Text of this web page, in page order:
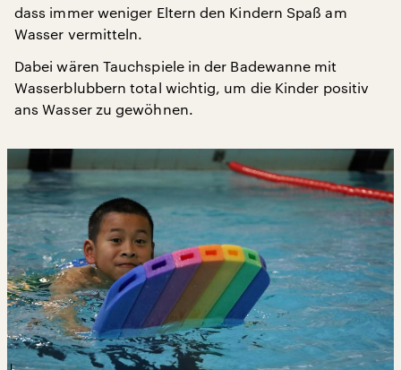
dass immer weniger Eltern den Kindern Spaß am
Wasser vermitteln.
Dabei wären Tauchspiele in der Badewanne mit
Wasserblubbern total wichtig, um die Kinder positiv
ans Wasser zu gewöhnen.